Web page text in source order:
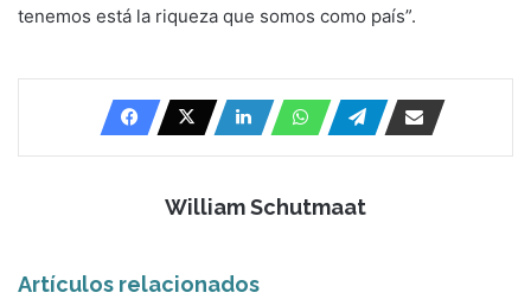
tenemos está la riqueza que somos como país”.
William Schutmaat
Artículos relacionados